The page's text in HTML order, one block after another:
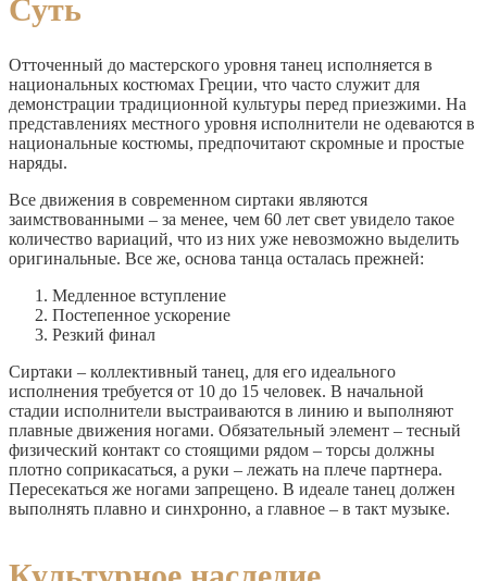
Суть
Отточенный до мастерского уровня танец исполняется в
национальных костюмах Греции, что часто служит для
демонстрации традиционной культуры перед приезжими. На
представлениях местного уровня исполнители не одеваются в
национальные костюмы, предпочитают скромные и простые
наряды.
Все движения в современном сиртаки являются
заимствованными – за менее, чем 60 лет свет увидело такое
количество вариаций, что из них уже невозможно выделить
оригинальные. Все же, основа танца осталась прежней:
Медленное вступление
Постепенное ускорение
Резкий финал
Сиртаки – коллективный танец, для его идеального
исполнения требуется от 10 до 15 человек. В начальной
стадии исполнители выстраиваются в линию и выполняют
плавные движения ногами. Обязательный элемент – тесный
физический контакт со стоящими рядом – торсы должны
плотно соприкасаться, а руки – лежать на плече партнера.
Пересекаться же ногами запрещено. В идеале танец должен
выполнять плавно и синхронно, а главное – в такт музыке.